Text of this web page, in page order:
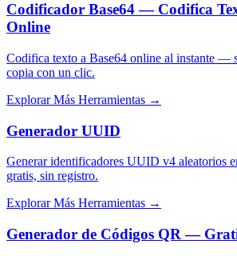
Codificador Base64 — Codifica
Online
Codifica texto a Base64 online al instante —
copia con un clic.
Explorar Más Herramientas →
Generador UUID
Generar identificadores UUID v4 aleatorios
gratis, sin registro.
Explorar Más Herramientas →
Generador de Códigos QR —